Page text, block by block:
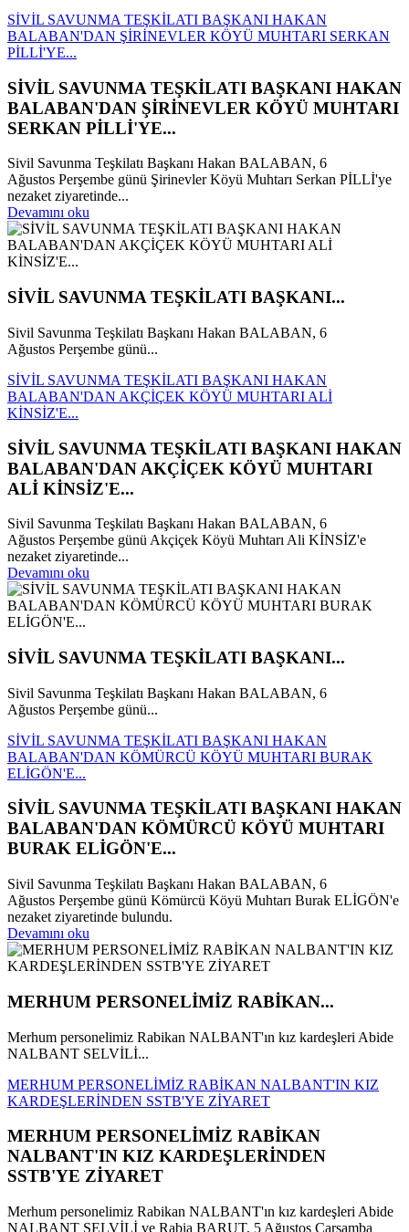
SİVİL SAVUNMA TEŞKİLATI BAŞKANI HAKAN
BALABAN'DAN ŞİRİNEVLER KÖYÜ MUHTARI SERKAN
PİLLİ'YE...
SİVİL SAVUNMA TEŞKİLATI BAŞKANI HAKAN
BALABAN'DAN ŞİRİNEVLER KÖYÜ MUHTARI
SERKAN PİLLİ'YE...
Sivil Savunma Teşkilatı Başkanı Hakan BALABAN, 6
Ağustos Perşembe günü Şirinevler Köyü Muhtarı Serkan PİLLİ'ye
nezaket ziyaretinde...
Devamını oku
SİVİL SAVUNMA TEŞKİLATI BAŞKANI...
Sivil Savunma Teşkilatı Başkanı Hakan BALABAN, 6
Ağustos Perşembe günü...
SİVİL SAVUNMA TEŞKİLATI BAŞKANI HAKAN
BALABAN'DAN AKÇİÇEK KÖYÜ MUHTARI ALİ
KİNSİZ'E...
SİVİL SAVUNMA TEŞKİLATI BAŞKANI HAKAN
BALABAN'DAN AKÇİÇEK KÖYÜ MUHTARI
ALİ KİNSİZ'E...
Sivil Savunma Teşkilatı Başkanı Hakan BALABAN, 6
Ağustos Perşembe günü Akçiçek Köyü Muhtarı Ali KİNSİZ'e
nezaket ziyaretinde...
Devamını oku
SİVİL SAVUNMA TEŞKİLATI BAŞKANI...
Sivil Savunma Teşkilatı Başkanı Hakan BALABAN, 6
Ağustos Perşembe günü...
SİVİL SAVUNMA TEŞKİLATI BAŞKANI HAKAN
BALABAN'DAN KÖMÜRCÜ KÖYÜ MUHTARI BURAK
ELİGÖN'E...
SİVİL SAVUNMA TEŞKİLATI BAŞKANI HAKAN
BALABAN'DAN KÖMÜRCÜ KÖYÜ MUHTARI
BURAK ELİGÖN'E...
Sivil Savunma Teşkilatı Başkanı Hakan BALABAN, 6
Ağustos Perşembe günü Kömürcü Köyü Muhtarı Burak ELİGÖN'e
nezaket ziyaretinde bulundu.
Devamını oku
MERHUM PERSONELİMİZ RABİKAN...
Merhum personelimiz Rabikan NALBANT'ın kız kardeşleri Abide
NALBANT SELVİLİ...
MERHUM PERSONELİMİZ RABİKAN NALBANT'IN KIZ
KARDEŞLERİNDEN SSTB'YE ZİYARET
MERHUM PERSONELİMİZ RABİKAN
NALBANT'IN KIZ KARDEŞLERİNDEN
SSTB'YE ZİYARET
Merhum personelimiz Rabikan NALBANT'ın kız kardeşleri Abide
NALBANT SELVİLİ ve Rabia BARUT, 5 Ağustos Çarşamba